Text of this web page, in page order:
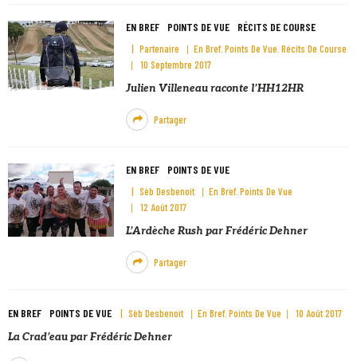
EN BREF POINTS DE VUE RÉCITS DE COURSE
Partenaire En Bref Points De Vue Récits De Course
10 Septembre 2017
Julien Villeneau raconte l’HH12HR
Partager
EN BREF POINTS DE VUE
Sèb Desbenoit En Bref Points De Vue
12 Août 2017
L’Ardèche Rush par Frédéric Dehner
Partager
EN BREF POINTS DE VUE Sèb Desbenoit En Bref Points De Vue
10 Août 2017
La Crad’eau par Frédéric Dehner